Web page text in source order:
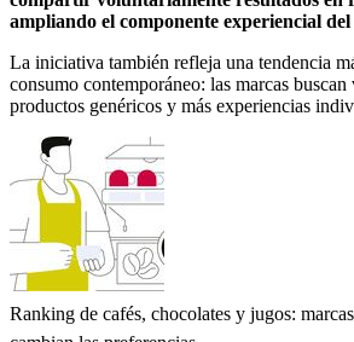
ampliando el componente experiencial
La iniciativa también refleja una tendencia
consumo contemporáneo: las marcas buscan
productos genéricos y más experiencias
Ranking de cafés, chocolates y jugos: